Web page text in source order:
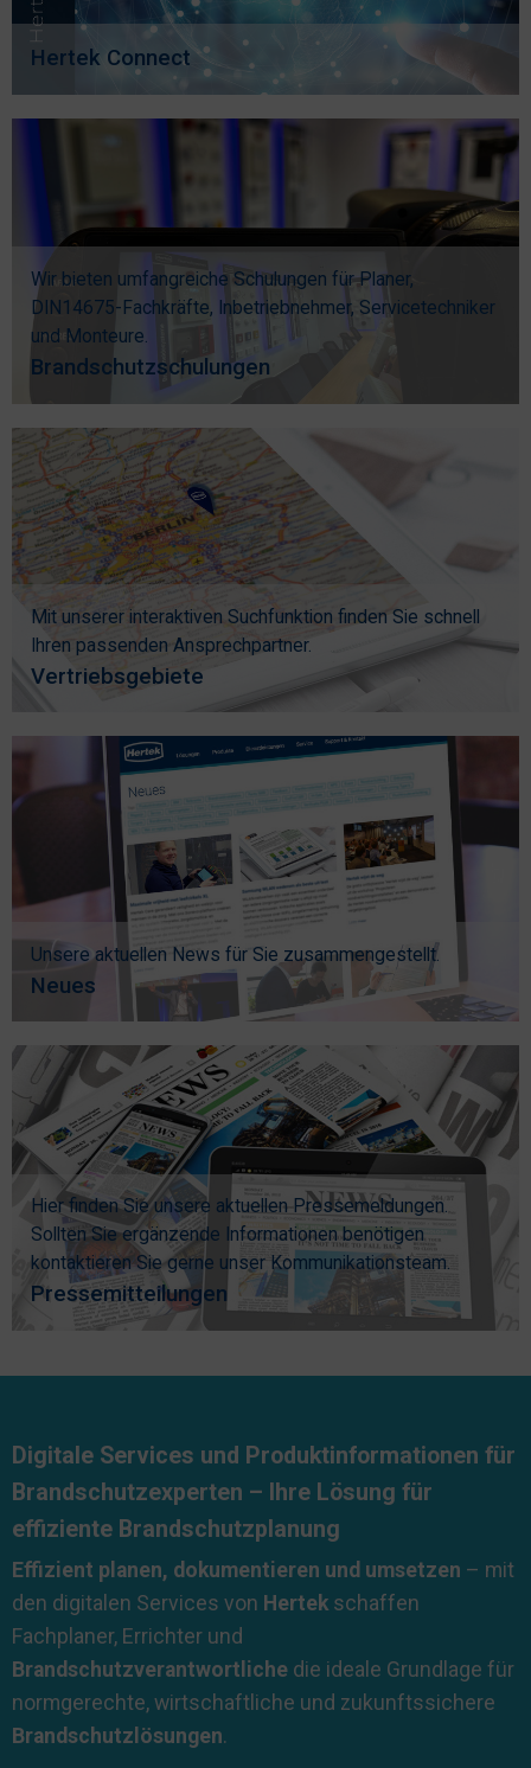
Hertek Connect
Wir bieten umfangreiche Schulungen für Planer,
DIN14675-Fachkräfte, Inbetriebnehmer, Servicetechniker
und Monteure.
Brandschutzschulungen
Mit unserer interaktiven Suchfunktion finden Sie schnell
Ihren passenden Ansprechpartner.
Vertriebsgebiete
Unsere aktuellen News für Sie zusammengestellt.
Neues
Hier finden Sie unsere aktuellen Pressemeldungen.
Sollten Sie ergänzende Informationen benötigen
kontaktieren Sie gerne unser Kommunikationsteam.
Pressemitteilungen
Digitale Services und Produktinformationen für
Brandschutzexperten – Ihre Lösung für
effiziente Brandschutzplanung
Effizient planen, dokumentieren und umsetzen – mit
den digitalen Services von Hertek schaffen
Fachplaner, Errichter und
Brandschutzverantwortliche die ideale Grundlage für
normgerechte, wirtschaftliche und zukunftssichere
Brandschutzlösungen.